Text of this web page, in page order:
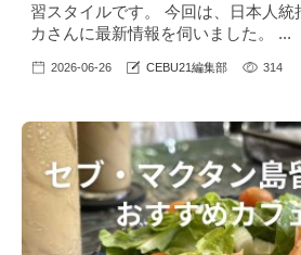
習スタイルです。 今回は、日本人統
カさんに最新情報を伺いました。 ...
2026-06-26 CEBU21編集部 314